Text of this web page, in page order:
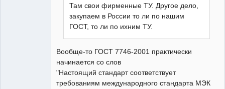
Там свои фирменные ТУ. Другое дело,
закупаем в России то ли по нашим
ГОСТ, то ли по ихним ТУ.
Вообще-то ГОСТ 7746-2001 практически
начинается со слов
"Настоящий стандарт соответствует
требованиям международного стандарта МЭК